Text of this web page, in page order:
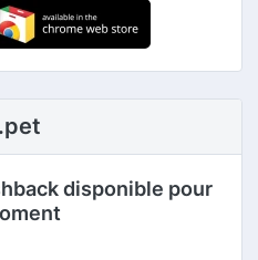
disponible pour